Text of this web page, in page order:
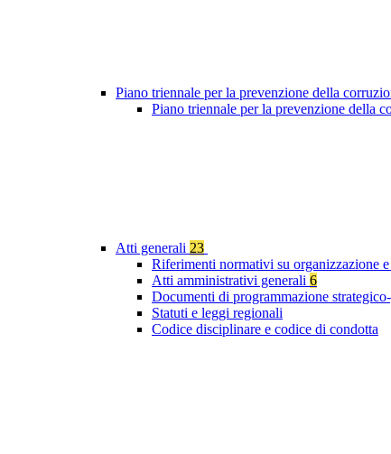
Piano triennale per la prevenzione della
Piano triennale per la prevenzione della
Atti generali 23
Riferimenti normativi su organizzazione
Atti amministrativi generali 6
Documenti di programmazione
Statuti e leggi regionali
Codice disciplinare e codice di condotta